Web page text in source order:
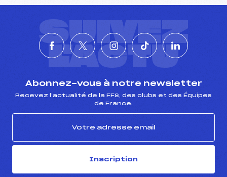
SUIVEZ
L'ACTU
Abonnez-vous à notre newsletter
Recevez l’actualité de la FFS, des clubs et des Équipes
de France.
Inscription